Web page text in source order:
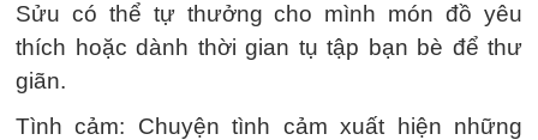
Sửu có thể tự thưởng cho mình món đồ yêu
thích hoặc dành thời gian tụ tập bạn bè để thư
giãn.
Tình cảm: Chuyện tình cảm xuất hiện những